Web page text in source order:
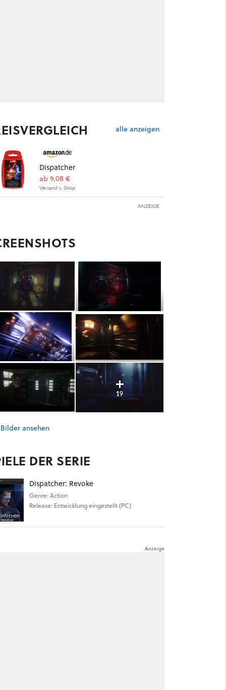
alle anzeigen
Dispatcher
ab 9,08 €
Versand s. Shop
ANZEIGE
19
ansehen
DER SERIE
Dispatcher: Revoke
Genre: Action
Release: Entwicklung eingestellt (PC)